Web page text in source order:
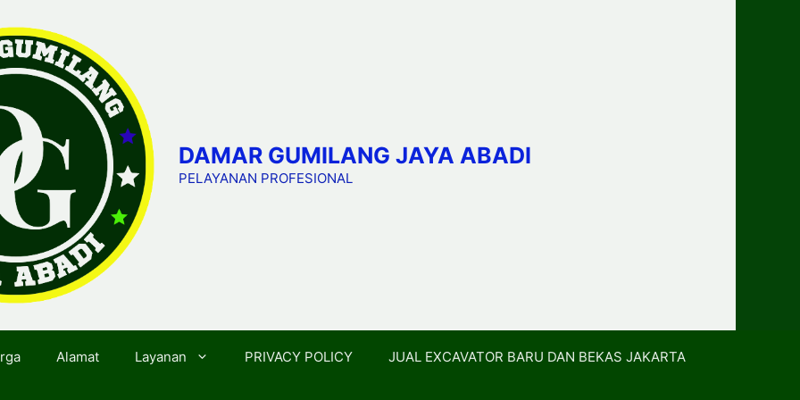
DAMAR GUMILANG JAYA ABADI
PELAYANAN PROFESIONAL
Alamat Layanan PRIVACY POLICY JUAL EXCAVATOR BARU DAN BEKAS JAKARTA